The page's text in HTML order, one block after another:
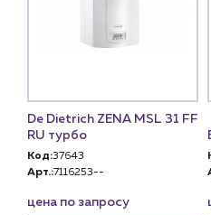
De Dietrich ZENA MSL 31 FF
RU турбо
Код:37643
Арт.:7116253--
цена по запросу